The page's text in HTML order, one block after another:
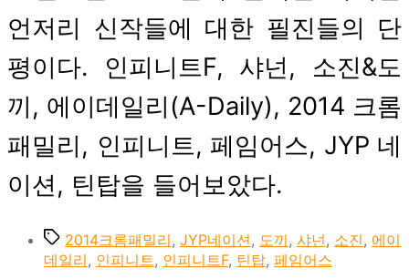
언저리 신작들에 대한 필진들의 단
평이다. 인피니트F, 샤넌, 소진&도
끼, 에이데일리(A-Daily), 2014 크롬
패밀리, 인피니트, 페임어스, JYP 네
이션, 틴탑을 들어보았다.
Tags2014크롬패밀리 , JYP네이션 , 도끼 , 샤넌 , 소진 , 에이
데일리 , 인피니트 , 인피니트F, 틴탑, 페임어스